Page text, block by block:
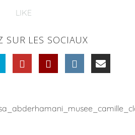
LIKE
SUR LES SOCIAUX